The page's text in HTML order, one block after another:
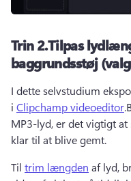
Trin 2.Tilpas
baggrundsstøj
I dette selvstudium
i Clipchamp videoeditor
MP3-lyd, er det vigtigt
klar til at blive gemt.
Til trim længden af lyd,